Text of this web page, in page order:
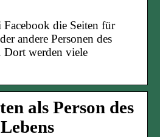
Facebook die Seiten für
andere Personen des
Dort werden viele
als Person des